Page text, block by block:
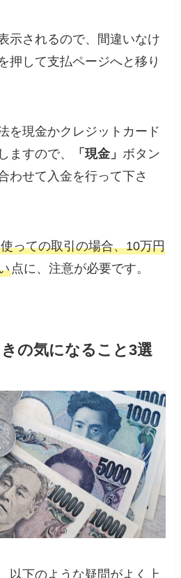
示されるので、間違いなけ
押して支払ページへと移り
を現金かクレジットカード
ますので、
「現金」 ボタン
わせて入金を行って下さ
っての取引の場合、10万円
点に、注意が必要です。
の気になること3選
以下のような疑問がよく上